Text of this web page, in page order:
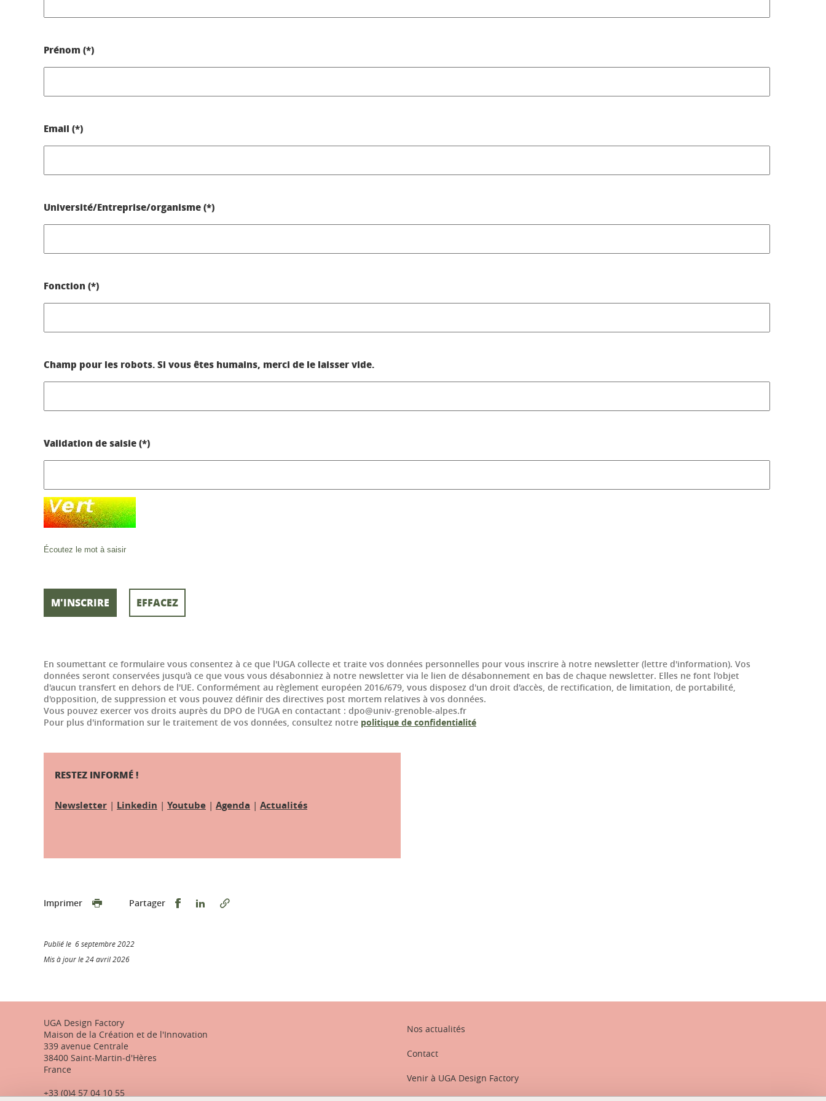
Prénom (*)
Email (*)
Université/Entreprise/organisme (*)
Fonction (*)
Champ pour les robots. Si vous êtes humains, merci de le laisser vide.
Validation de saisie (*)
Écoutez le mot à saisir
En soumettant ce formulaire vous consentez à ce que l'UGA collecte et traite vos données personnelles pour vous inscrire à notre newsletter (lettre d'information). Vos
données seront conservées jusqu'à ce que vous vous désabonniez à notre newsletter via le lien de désabonnement en bas de chaque newsletter. Elles ne font l'objet
d'aucun transfert en dehors de l'UE. Conformément au règlement européen 2016/679, vous disposez d'un droit d'accès, de rectification, de limitation, de portabilité,
d'opposition, de suppression et vous pouvez définir des directives post mortem relatives à vos données.
Vous pouvez exercer vos droits auprès du DPO de l'UGA en contactant : dpo@univ-grenoble-alpes.fr
Pour plus d'information sur le traitement de vos données, consultez notre politique de confidentialité
RESTEZ INFORMÉ !
Newsletter | Linkedin | Youtube | Agenda | Actualités
Imprimer Partager Partager sur Facebook
Partager sur LinkedIn
Publié le 6 septembre 2022
Mis à jour le 24 avril 2026
UGA Design Factory
Maison de la Création et de l'Innovation
339 avenue Centrale
38400 Saint-Martin-d'Hères
France
+33 (0)4 57 04 10 55
Nos actualités
Contact
Venir à UGA Design Factory